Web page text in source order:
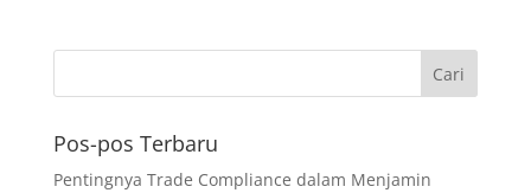
Pos-pos Terbaru
Pentingnya Trade Compliance dalam Menjamin